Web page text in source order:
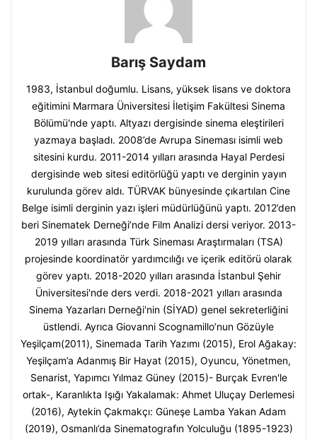
Barış Saydam
1983, İstanbul doğumlu. Lisans, yüksek lisans ve doktora
eğitimini Marmara Üniversitesi İletişim Fakültesi Sinema
Bölümü'nde yaptı. Altyazı dergisinde sinema eleştirileri
yazmaya başladı. 2008’de Avrupa Sineması isimli web
sitesini kurdu. 2011-2014 yılları arasında Hayal Perdesi
dergisinde web sitesi editörlüğü yaptı ve derginin yayın
kurulunda görev aldı. TÜRVAK bünyesinde çıkartılan Cine
Belge isimli derginin yazı işleri müdürlüğünü yaptı. 2012’den
beri Sinematek Derneği’nde Film Analizi dersi veriyor. 2013-
2019 yılları arasında Türk Sineması Araştırmaları (TSA)
projesinde koordinatör yardımcılığı ve içerik editörü olarak
görev yaptı. 2018-2020 yılları arasında İstanbul Şehir
Üniversitesi'nde ders verdi. 2018-2021 yılları arasında
Sinema Yazarları Derneği'nin (SİYAD) genel sekreterliğini
üstlendi. Ayrıca Giovanni Scognamillo’nun Gözüyle
Yeşilçam(2011), Sinemada Tarih Yazımı (2015), Erol Ağakay:
Yeşilçam’a Adanmış Bir Hayat (2015), Oyuncu, Yönetmen,
Senarist, Yapımcı Yılmaz Güney (2015)- Burçak Evren'le
ortak-, Karanlıkta Işığı Yakalamak: Ahmet Uluçay Derlemesi
(2016), Aytekin Çakmakçı: Güneşe Lamba Yakan Adam
(2019), Osmanlı’da Sinematografın Yolculuğu (1895-1923)